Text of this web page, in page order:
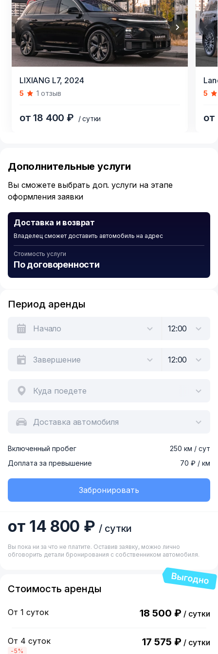
LIXIANG L7, 2024
5 1 отзыв
от 18 400 ₽ / сутки
5
от
of
6
Дополнительные услуги
Вы сможете выбрать доп. услуги на этапе
оформления заявки
Доставка и возврат
Владелец сможет доставить автомобиль на адрес
Стоимость услуги
По договоренности
Период аренды
Куда поедете
Доставка автомобиля
Включенный пробег
250 км / сут
Доплата за превышение
70 ₽ / км
Забронировать
от 14 800 ₽ / сутки
Вы пока ни за что не платите. Оставив заявку, можно лично
обговорить детали бронирования с собственником автомобиля.
Стоимость аренды
От 1 суток 18 500 ₽ / сутки
От 4 суток
-5%
17 575 ₽ / сутки